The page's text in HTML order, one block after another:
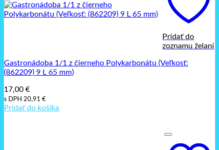
Pridať do
zoznamu želaní
Gastronádoba 1/1 z čierneho Polykarbonátu (Veľkosť:
(862209) 9 L 65 mm)
17,00 €
s DPH 20,91 €
Pridať do košíka